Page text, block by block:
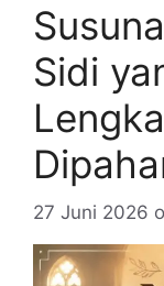
Sidi
27 Juni 2026